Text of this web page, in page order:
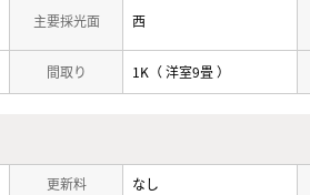
主要採光面 西
間取り 1K（ 洋室9畳 ）
更新料 なし